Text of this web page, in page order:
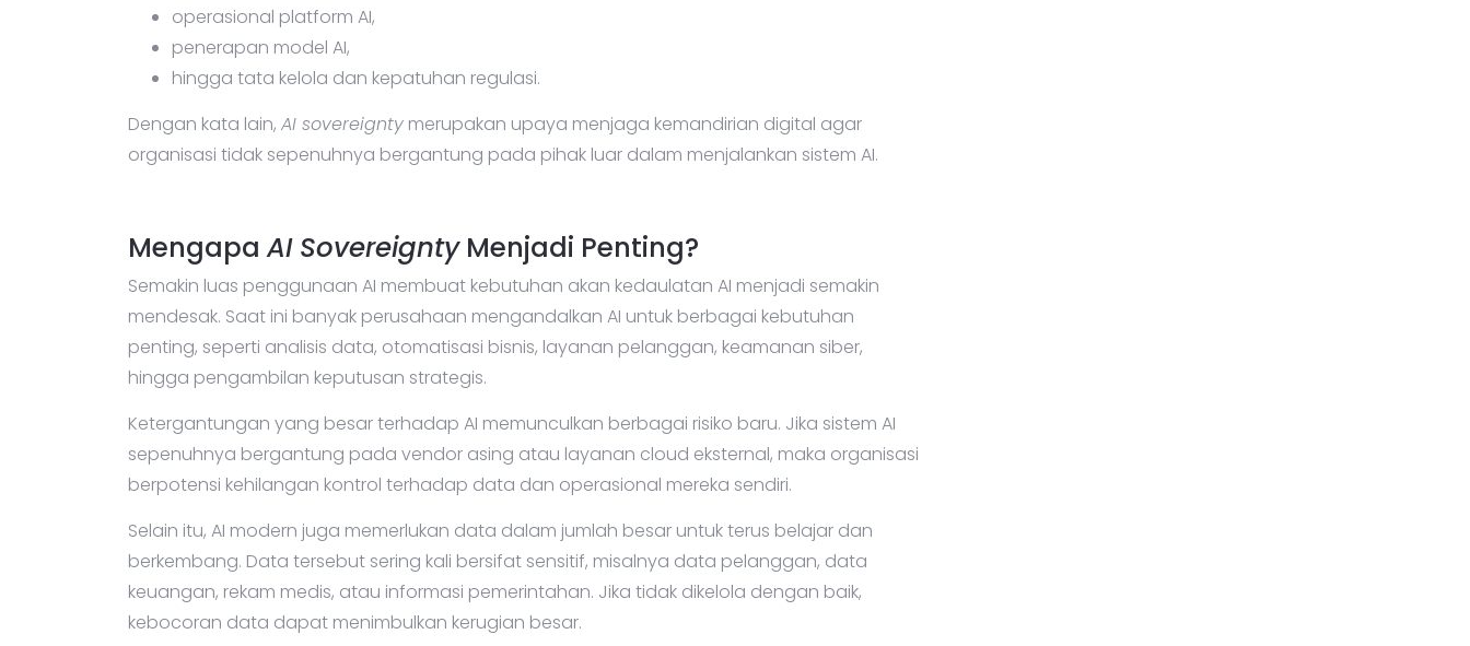
operasional platform AI,
penerapan model AI,
hingga tata kelola dan kepatuhan regulasi.
Dengan kata lain, AI sovereignty merupakan upaya menjaga kemandirian digital agar
organisasi tidak sepenuhnya bergantung pada pihak luar dalam menjalankan sistem AI.
MengapaAI SovereigntyMenjadi Penting?
Semakin luas penggunaan AI membuat kebutuhan akan kedaulatan AI menjadi semakin
mendesak. Saat ini banyak perusahaan mengandalkan AI untuk berbagai kebutuhan
penting, seperti analisis data, otomatisasi bisnis, layanan pelanggan, keamanan siber,
hingga pengambilan keputusan strategis.
Ketergantungan yang besar terhadap AI memunculkan berbagai risiko baru. Jika sistem AI
sepenuhnya bergantung pada vendor asing atau layanan cloud eksternal, maka organisasi
berpotensi kehilangan kontrol terhadap data dan operasional mereka sendiri.
Selain itu, AI modern juga memerlukan data dalam jumlah besar untuk terus belajar dan
berkembang. Data tersebut sering kali bersifat sensitif, misalnya data pelanggan, data
keuangan, rekam medis, atau informasi pemerintahan. Jika tidak dikelola dengan baik,
kebocoran data dapat menimbulkan kerugian besar.